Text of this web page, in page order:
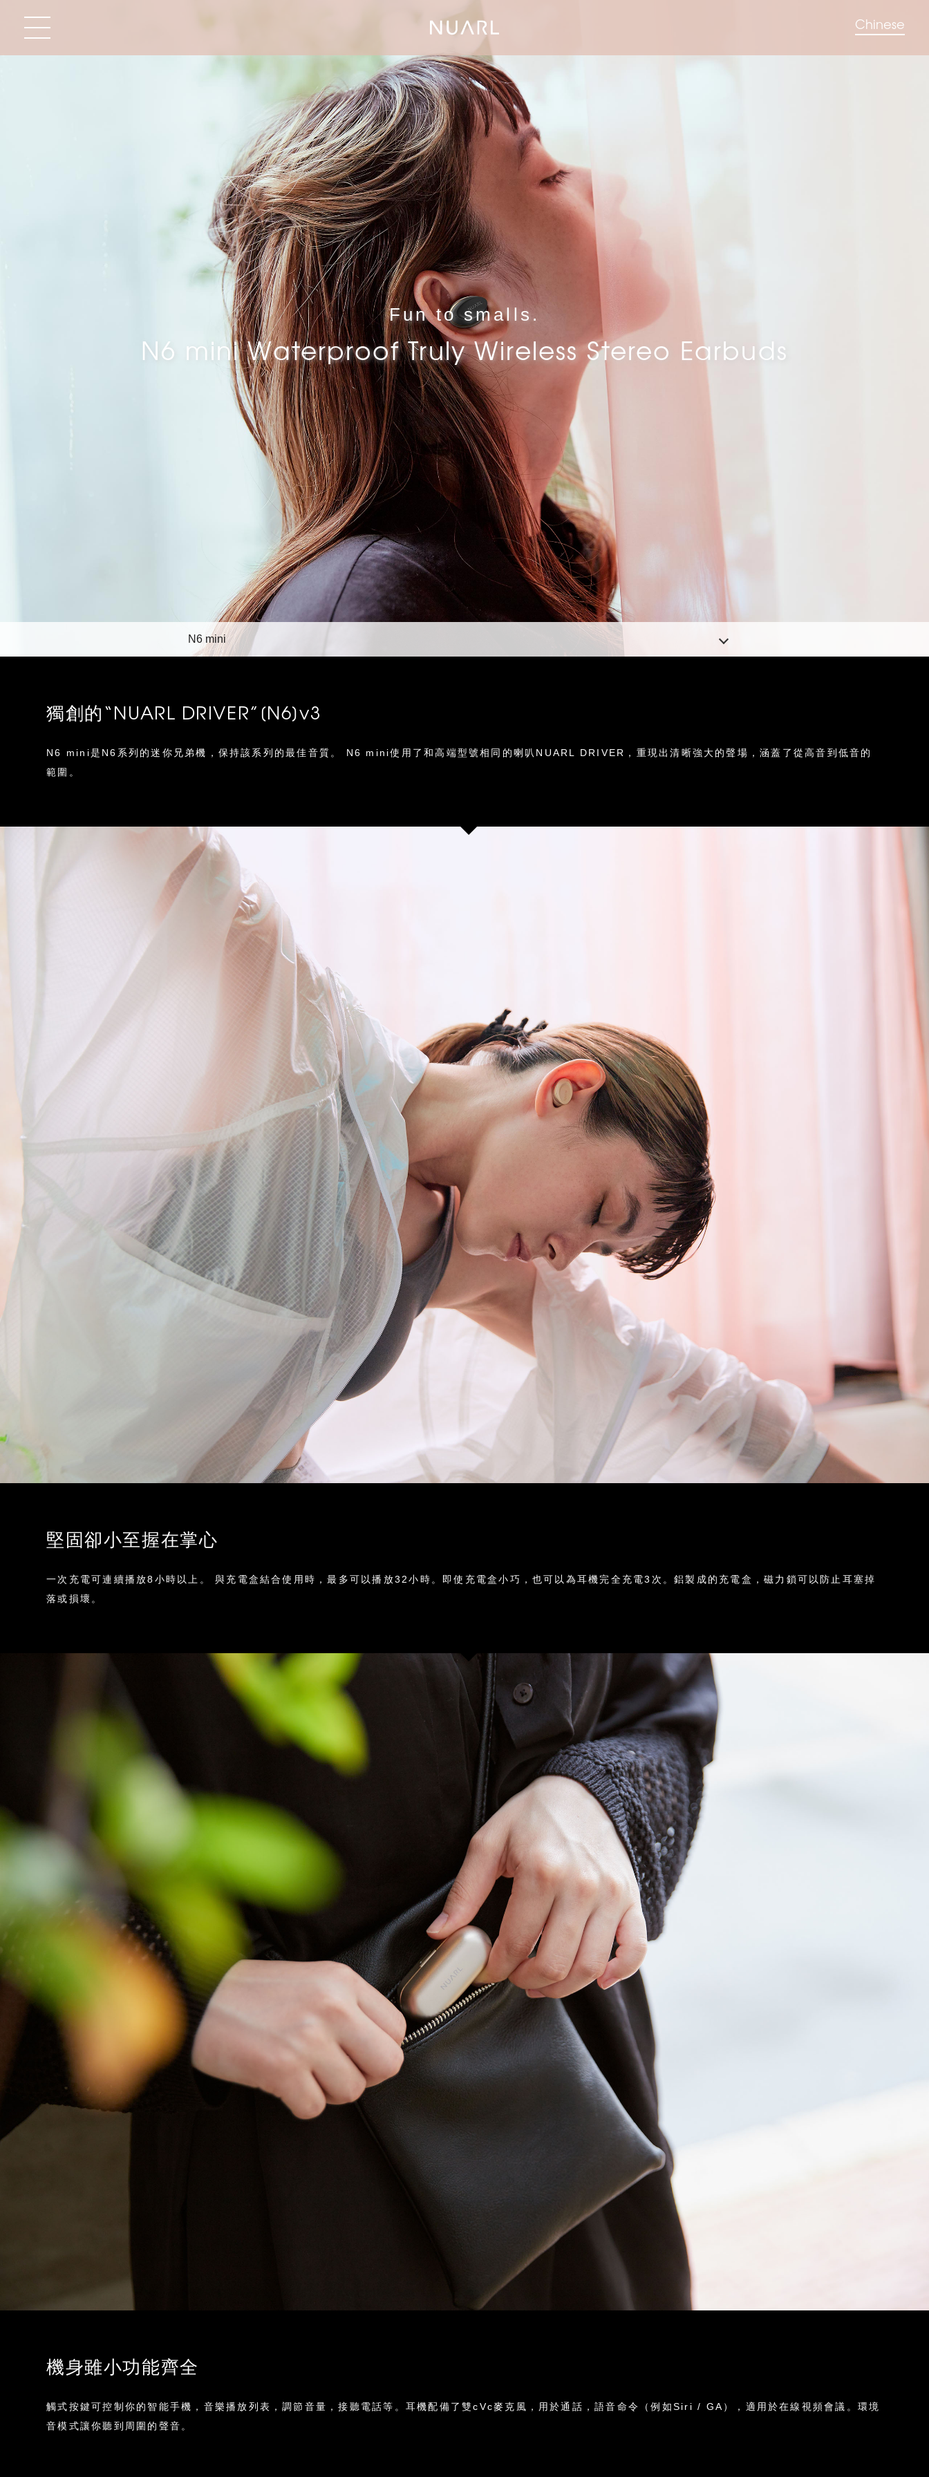
Chinese
Fun to smalls.
N6 mini Waterproof Truly Wireless Stereo Earbuds
N6 mini
獨創的“NUARL DRIVER”[N6]v3
N6 mini是N6系列的迷你兄弟機，保持該系列的最佳音質。 N6 mini使用了和高端型號相同的喇叭NUARL DRIVER，重現出清晰強大的聲場，涵蓋了從高音到低音的
範圍。
堅固卻小至握在掌心
一次充電可連續播放8小時以上。 與充電盒結合使用時，最多可以播放32小時。即使充電盒小巧，也可以為耳機完全充電3次。鋁製成的充電盒，磁力鎖可以防止耳塞掉
落或損壞。
機身雖小功能齊全
觸式按鍵可控制你的智能手機，音樂播放列表，調節音量，接聽電話等。耳機配備了雙cVc麥克風，用於通話，語音命令（例如Siri / GA），適用於在線視頻會議。環境
音模式讓你聽到周圍的聲音。